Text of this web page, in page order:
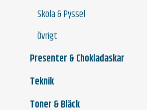
Skola & Pyssel
Övrigt
Presenter & Chokladaskar
Teknik
Toner & Bläck